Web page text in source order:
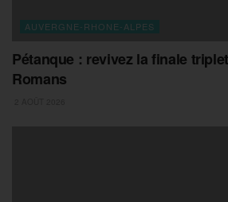
AUVERGNE-RHONE-ALPES
Pétanque : revivez la finale
Romans